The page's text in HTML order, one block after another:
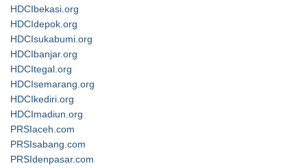
HDCIbekasi.org
HDCIdepok.org
HDCIsukabumi.org
HDCIbanjar.org
HDCItegal.org
HDCIsemarang.org
HDCIkediri.org
HDCImadiun.org
PRSIaceh.com
PRSIsabang.com
PRSIdenpasar.com